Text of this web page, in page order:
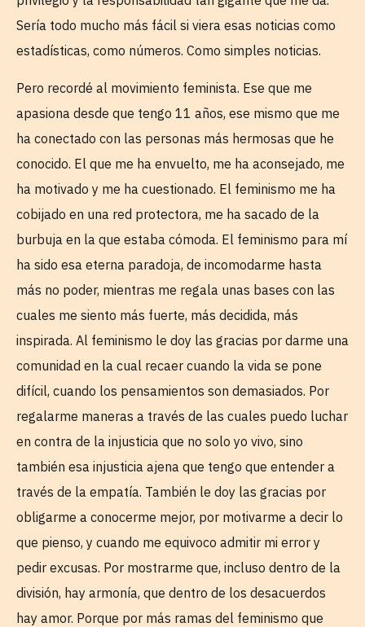
Sería todo mucho más fácil si viera esas noticias como
estadísticas, como números. Como simples noticias.
Pero recordé al movimiento feminista. Ese que me
apasiona desde que tengo 11 años, ese mismo que me
ha conectado con las personas más hermosas que he
conocido. El que me ha envuelto, me ha aconsejado, me
ha motivado y me ha cuestionado. El feminismo me ha
cobijado en una red protectora, me ha sacado de la
burbuja en la que estaba cómoda. El feminismo para mí
ha sido esa eterna paradoja, de incomodarme hasta
más no poder, mientras me regala unas bases con las
cuales me siento más fuerte, más decidida, más
inspirada. Al feminismo le doy las gracias por darme una
comunidad en la cual recaer cuando la vida se pone
difícil, cuando los pensamientos son demasiados. Por
regalarme maneras a través de las cuales puedo luchar
en contra de la injusticia que no solo yo vivo, sino
también esa injusticia ajena que tengo que entender a
través de la empatía. También le doy las gracias por
obligarme a conocerme mejor, por motivarme a decir lo
que pienso, y cuando me equivoco admitir mi error y
pedir excusas. Por mostrarme que, incluso dentro de la
división, hay armonía, que dentro de los desacuerdos
hay amor. Porque por más ramas del feminismo que